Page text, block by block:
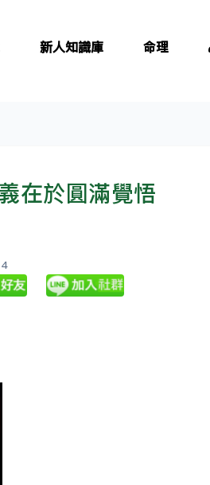
新人知識庫 命理
在於圓滿覺悟